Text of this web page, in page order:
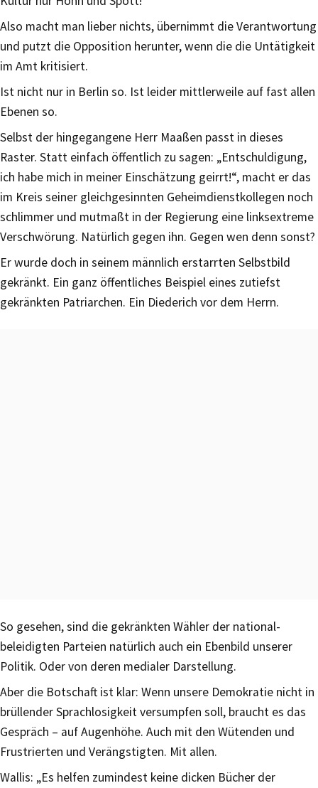
Also macht man lieber nichts, übernimmt die Verantwortung
und putzt die Opposition herunter, wenn die die Untätigkeit
im Amt kritisiert.
Ist nicht nur in Berlin so. Ist leider mittlerweile auf fast allen
Ebenen so.
Selbst der hingegangene Herr Maaßen passt in dieses
Raster. Statt einfach öffentlich zu sagen: „Entschuldigung,
ich habe mich in meiner Einschätzung geirrt!“, macht er das
im Kreis seiner gleichgesinnten Geheimdienstkollegen noch
schlimmer und mutmaßt in der Regierung eine linksextreme
Verschwörung. Natürlich gegen ihn. Gegen wen denn sonst?
Er wurde doch in seinem männlich erstarrten Selbstbild
gekränkt. Ein ganz öffentliches Beispiel eines zutiefst
gekränkten Patriarchen. Ein Diederich vor dem Herrn.
So gesehen, sind die gekränkten Wähler der national-
beleidigten Parteien natürlich auch ein Ebenbild unserer
Politik. Oder von deren medialer Darstellung.
Aber die Botschaft ist klar: Wenn unsere Demokratie nicht in
brüllender Sprachlosigkeit versumpfen soll, braucht es das
Gespräch – auf Augenhöhe. Auch mit den Wütenden und
Frustrierten und Verängstigten. Mit allen.
Wallis: „Es helfen zumindest keine dicken Bücher der